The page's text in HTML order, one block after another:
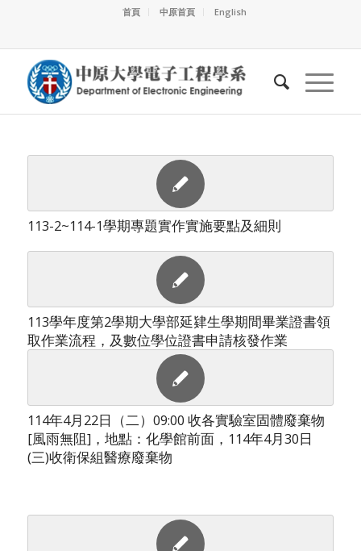
首頁 中原首頁 English
113-2~114-1學期專題實作實施要點及細則
113學年度第2學期大學部延肄生學期間畢業證書領
取作業流程，及數位學位證書申請核發作業
114年4月22日（二）09:00 收各實驗室固體廢棄物
[風雨無阻]，地點：化學館前面，114年4月30日
(三)收衛保組醫療廢棄物